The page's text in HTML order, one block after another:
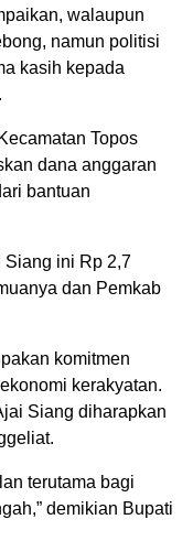
walaupun
namun politisi
kasih kepada
Topos
dana anggaran
bantuan
Siang ini Rp 2,7
dan Pemkab
komitmen
kerakyatan.
Siang diharapkan
terutama bagi
demikian Bupati